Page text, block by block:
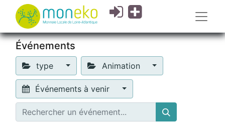
Événements
type Animation
Événements à venir